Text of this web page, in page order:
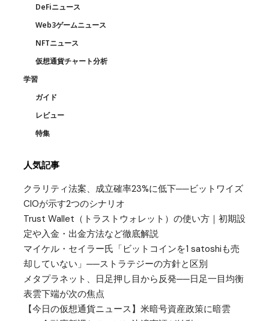
DeFiニュース
Web3ゲームニュース
NFTニュース
仮想通貨チャート分析
学習
ガイド
レビュー
特集
人気記事
クラリティ法案、成立確率23%に低下──ビットワイズ
CIOが示す2つのシナリオ
Trust Wallet（トラストウォレット）の使い方｜初期設
定や入金・出金方法など徹底解説
マイケル・セイラー氏「ビットコインを1 satoshiも売
却していない」──ストラテジーの方針と区別
メタプラネット、日足押し目から反発──日足一目均衡
表雲下端が次の焦点
【今日の仮想通貨ニュース】米暗号資産政策に暗雲